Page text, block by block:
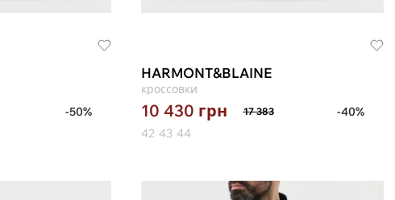
-50%
HARMONT&BLAINE
кроссовки
10 430 грн 17 383
-40%
42 43 44